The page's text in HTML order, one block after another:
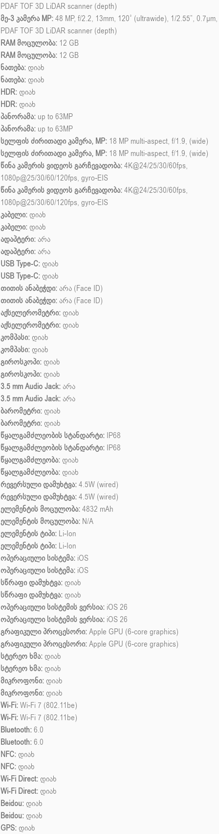
PDAF TOF 3D LiDAR scanner (depth)
მე-3 კამერა MP:48 MP, f/2.2, 13mm, 120˚ (ultrawide), 1/2.55”, 0.7µm,
PDAF TOF 3D LiDAR scanner (depth)
RAM მოცულობა: 12 GB
RAM მოცულობა: 12 GB
ნათება: დიახ
ნათება: დიახ
HDR: დიახ
HDR: დიახ
პანორამა: up to 63MP
პანორამა: up to 63MP
სელფის ძირითადი კამერა, MP: 18 MP multi-aspect, f/1.9, (wide)
სელფის ძირითადი კამერა, MP: 18 MP multi-aspect, f/1.9, (wide)
წინა კამერის ვიდეოს გარჩევადობა:4K@24/25/30/60fps,
1080p@25/30/60/120fps, gyro-EIS
წინა კამერის ვიდეოს გარჩევადობა:4K@24/25/30/60fps,
1080p@25/30/60/120fps, gyro-EIS
კაბელი: დიახ
კაბელი: დიახ
ადაპტერი:არა
ადაპტერი:არა
USB Type-C: დიახ
USB Type-C: დიახ
თითის ანაბეჭდი:არა (Face ID)
თითის ანაბეჭდი:არა (Face ID)
აქსელერომეტრი: დიახ
აქსელერომეტრი: დიახ
კომპასი: დიახ
კომპასი: დიახ
გიროსკოპი: დიახ
გიროსკოპი: დიახ
3.5 mm Audio Jack:არა
3.5 mm Audio Jack:არა
ბარომეტრი: დიახ
ბარომეტრი: დიახ
წყალგამძლეობის სტანდარტი: IP68
წყალგამძლეობის სტანდარტი: IP68
წყალგამძლეობა: დიახ
წყალგამძლეობა: დიახ
რევერსული დამუხტვა:4.5W (wired)
რევერსული დამუხტვა:4.5W (wired)
ელემენტის მოცულობა:4832 mAh
ელემენტის მოცულობა: N/A
ელემენტის ტიპი: Li-Ion
ელემენტის ტიპი: Li-Ion
ოპერაციული სისტემა: iOS
ოპერაციული სისტემა: iOS
სწრაფი დამუხტვა: დიახ
სწრაფი დამუხტვა: დიახ
ოპერაციული სისტემის ვერსია: iOS 26
ოპერაციული სისტემის ვერსია: iOS 26
გრაფიკული პროცესორი:Apple GPU (6-core graphics)
გრაფიკული პროცესორი:Apple GPU (6-core graphics)
სტერეო ხმა: დიახ
სტერეო ხმა: დიახ
მიკროფონი: დიახ
მიკროფონი: დიახ
Wi-Fi:Wi-Fi 7 (802.11be)
Wi-Fi:Wi-Fi 7 (802.11be)
Bluetooth:6.0
Bluetooth:6.0
NFC: დიახ
NFC: დიახ
Wi-Fi Direct: დიახ
Wi-Fi Direct: დიახ
Beidou: დიახ
Beidou: დიახ
GPS: დიახ